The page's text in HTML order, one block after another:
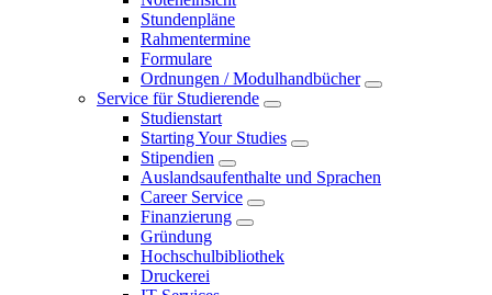
Stundenpläne
Rahmentermine
Formulare
Ordnungen / Modulhandbücher
Service für Studierende
Studienstart
Starting Your Studies
Stipendien
Auslandsaufenthalte und Sprachen
Career Service
Finanzierung
Gründung
Hochschulbibliothek
Druckerei